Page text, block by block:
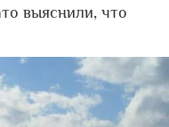
выяснили, что